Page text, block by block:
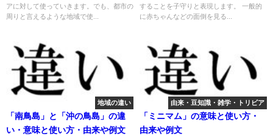
アに対して使っていきます。でも、都市の
周りと言えるような地域で使...
することを子守りと表現します。 一般的
に赤ちゃんなどの面倒を見る...
地域の違い
「南鳥島」と「沖の鳥島」の違
い・意味と使い方・由来や例文
由来・豆知識・雑学・トリビア
「ミニマム」の意味と使い方・
由来や例文